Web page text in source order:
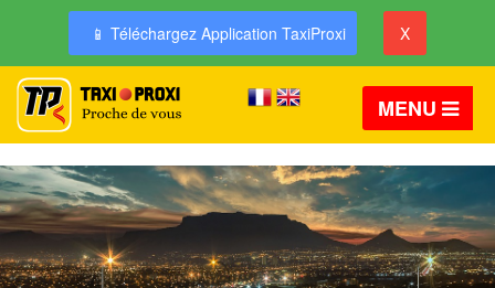
📱 Téléchargez Application TaxiProxi X
MENU